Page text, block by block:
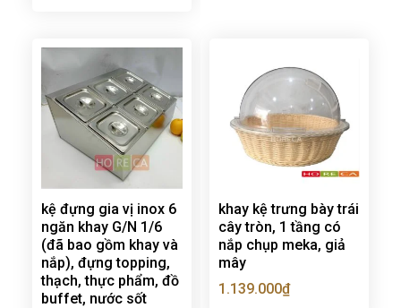
kệ đựng gia vị inox 6
ngăn khay G/N 1/6
(đã bao gồm khay và
nắp), đựng topping,
thạch, thực phẩm, đồ
buffet, nước sốt
khay kệ trưng bày trái
cây tròn, 1 tầng có
nắp chụp meka, giả
mây
1.139.000₫